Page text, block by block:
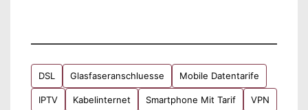
DSL Glasfaseranschluesse Mobile Datentarife
IPTV Kabelinternet Smartphone Mit Tarif VPN